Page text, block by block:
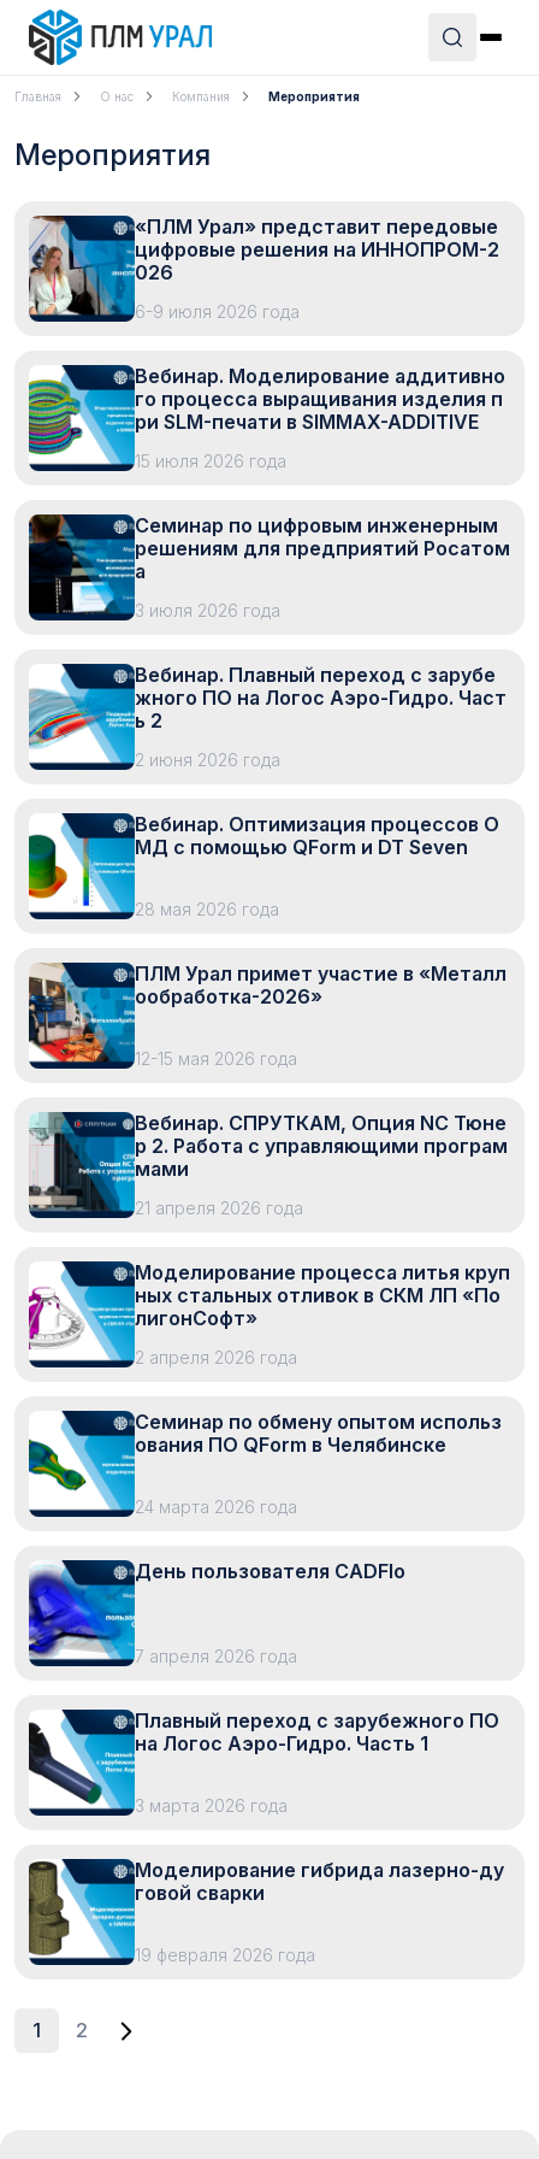
Главная О нас Компания Мероприятия
Мероприятия
«ПЛМ Урал» представит передовые
цифровые решения на ИННОПРОМ-2
026
6-9 июля 2026 года
Вебинар. Моделирование аддитивно
го процесса выращивания изделия п
ри SLM-печати в SIMMAX-ADDITIVE
15 июля 2026 года
Семинар по цифровым инженерным
решениям для предприятий Росатом
а
3 июля 2026 года
Вебинар. Плавный переход с зарубе
жного ПО на Логос Аэро-Гидро. Част
ь 2
2 июня 2026 года
Вебинар. Оптимизация процессов О
МД с помощью QForm и DT Seven
28 мая 2026 года
ПЛМ Урал примет участие в «Металл
ообработка-2026»
12-15 мая 2026 года
Вебинар. СПРУТКАМ, Опция NC Тюне
р 2. Работа с управляющими програм
мами
21 апреля 2026 года
Моделирование процесса литья круп
ных стальных отливок в СКМ ЛП «По
лигонСофт»
2 апреля 2026 года
Семинар по обмену опытом использ
ования ПО QForm в Челябинске
24 марта 2026 года
День пользователя CADFlo
7 апреля 2026 года
Плавный переход с зарубежного ПО
на Логос Аэро-Гидро. Часть 1
3 марта 2026 года
Моделирование гибрида лазерно-ду
говой сварки
19 февраля 2026 года
1 2